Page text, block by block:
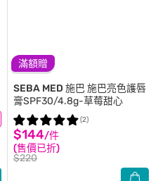
滿額贈
SEBA MED 施巴施巴亮色護唇
膏SPF30/4.8g-草莓甜心
$144/件
(售價已折)
$220
(2)